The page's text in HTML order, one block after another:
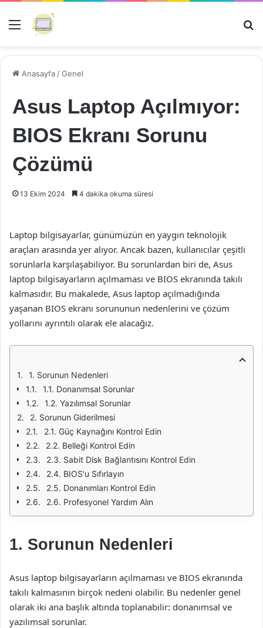
Menü
Anasayfa /Genel
Asus Laptop Açılmıyor:
BIOS Ekranı Sorunu
Çözümü
13 Ekim 2024 4 dakika okuma süresi
Laptop bilgisayarlar, günümüzün en yaygın teknolojik
araçları arasında yer alıyor. Ancak bazen, kullanıcılar çeşitli
sorunlarla karşılaşabiliyor. Bu sorunlardan biri de, Asus
laptop bilgisayarların açılmaması ve BIOS ekranında takılı
kalmasıdır. Bu makalede, Asus laptop açılmadığında
yaşanan BIOS ekranı sorununun nedenlerini ve çözüm
yollarını ayrıntılı olarak ele alacağız.
1. Sorunun Nedenleri
1.1. Donanımsal Sorunlar
1.2. Yazılımsal Sorunlar
2. Sorunun Giderilmesi
2.1. Güç Kaynağını Kontrol Edin
2.2. Belleği Kontrol Edin
2.3. Sabit Disk Bağlantısını Kontrol Edin
2.4. BIOS'u Sıfırlayın
2.5. Donanımları Kontrol Edin
2.6. Profesyonel Yardım Alın
1. Sorunun Nedenleri
Asus laptop bilgisayarların açılmaması ve BIOS ekranında
takılı kalmasının birçok nedeni olabilir. Bu nedenler genel
olarak iki ana başlık altında toplanabilir: donanımsal ve
yazılımsal sorunlar.